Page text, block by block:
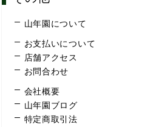
山年園について
お支払いについて
店舗アクセス
お問合わせ
会社概要
山年園ブログ
特定商取引法